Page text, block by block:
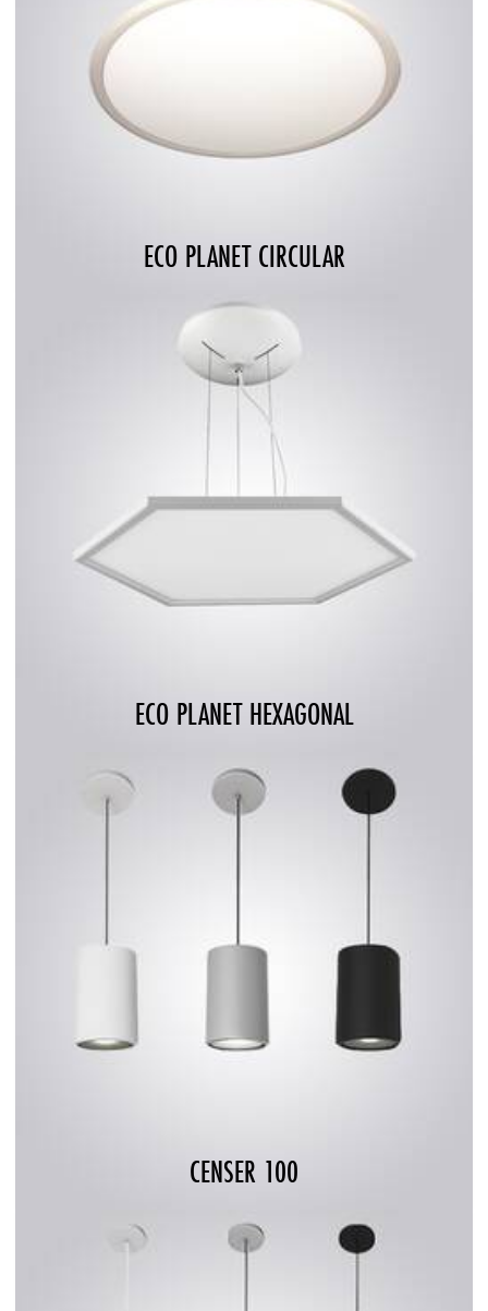
ECO PLANET CIRCULAR
ECO PLANET HEXAGONAL
CENSER 100